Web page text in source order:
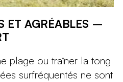
ET AGRÉABLES –
plage ou traîner la tong
surfréquentés ne sont